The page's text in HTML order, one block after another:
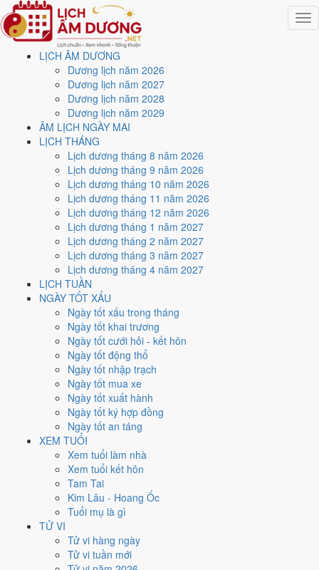
LỊCH ÂM DƯƠNG
Dương lịch năm 2026
Dương lịch năm 2027
Dương lịch năm 2028
Dương lịch năm 2029
ÂM LỊCH NGÀY MAI
LỊCH THÁNG
Lịch dương tháng 8 năm 2026
Lịch dương tháng 9 năm 2026
Lịch dương tháng 10 năm 2026
Lịch dương tháng 11 năm 2026
Lịch dương tháng 12 năm 2026
Lịch dương tháng 1 năm 2027
Lịch dương tháng 2 năm 2027
Lịch dương tháng 3 năm 2027
Lịch dương tháng 4 năm 2027
LỊCH TUẦN
NGÀY TỐT XẤU
Ngày tốt xấu trong tháng
Ngày tốt khai trương
Ngày tốt cưới hỏi - kết hôn
Ngày tốt động thổ
Ngày tốt nhập trạch
Ngày tốt mua xe
Ngày tốt xuất hành
Ngày tốt ký hợp đồng
Ngày tốt an táng
XEM TUỔI
Xem tuổi làm nhà
Xem tuổi kết hôn
Tam Tai
Kim Lâu - Hoang Ốc
Tuổi mụ là gì
TỬ VI
Tử vi hàng ngày
Tử vi tuần mới
Trang chủ
Lịch năm 2042
Tháng 12/2042
Ngày 29/12/2042 (Tân Sửu)
Xem ngày29/12/2042
dương lịch - Ngày 18/11 âm
lịch (Tân Sửu) tốt hay xấu?
Ngày 29/12/2042 dương lịch (Thứ Hai) là ngày 18/11/2042 âm lịch
Tân Sửu- Chi sinh Can, Trực Trừ, Sao Nguy, nạp âm Bích
Thượng Thổ. Tổng hòa, đây làNgày Bình Hòa
cho các việc quan trọng. Giờ Hoàng Đạo trong ngày:
Mão, Tỵ, Thân, Tuất, Hợi
Ngày Dương
Tháng 12 năm 2042
Tháng 11 âm năm 2042
Tiết Đông Chí
Mậu Tý
Nhâm Tuất
Ngày Tân Sửu có TrựcTrừ(ngày trừ bỏ điều cũ, đón điều mới) và gặp
Bảo Quang (Thiên Đức) hoàng đạo